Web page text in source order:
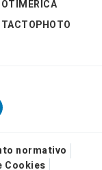
normativo
Cookies